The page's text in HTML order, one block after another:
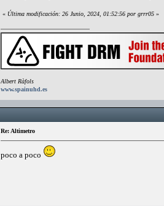
« Última modificación: 26 Junio, 2024, 01:52:56 por grrr05 »
Albert Ràfols
www.spainuhd.es
Re: Altimetro
poco a poco